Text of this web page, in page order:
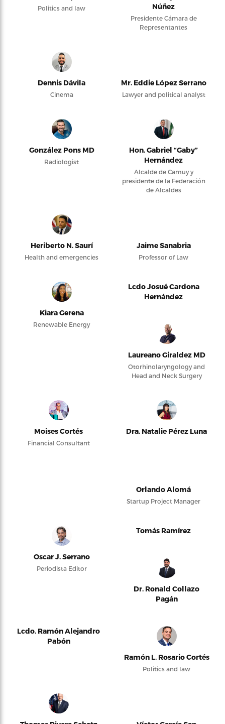
Politics and law
Núñez
Presidente Cámara de
Representantes
Dennis Dávila
Cinema
Mr. Eddie López Serrano
Lawyer and political analyst
González Pons MD
Radiologist
Hon. Gabriel “Gaby”
Hernández
Alcalde de Camuy y
presidente de la Federación
de Alcaldes
Heriberto N. Saurí
Health and emergencies
Jaime Sanabria
Professor of Law
Kiara Gerena
Renewable Energy
Lcdo Josué Cardona
Hernández
Laureano Giraldez MD
Otorhinolaryngology and
Head and Neck Surgery
Moises Cortés
Financial Consultant
Dra. Natalie Pérez Luna
Orlando Alomá
Startup Project Manager
Oscar J. Serrano
Periodista Editor
Tomás Ramírez
Dr. Ronald Collazo
Pagán
Lcdo. Ramón Alejandro
Pabón
Ramón L. Rosario Cortés
Politics and law